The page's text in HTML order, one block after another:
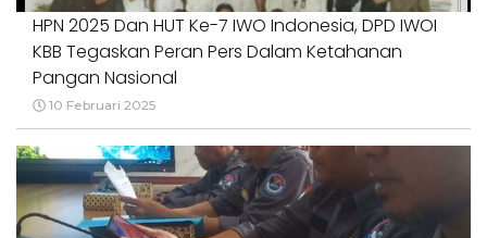
HPN 2025 Dan HUT Ke-7 IWO Indonesia, DPD IWOI
KBB Tegaskan Peran Pers Dalam Ketahanan
Pangan Nasional
10 Februari 2025